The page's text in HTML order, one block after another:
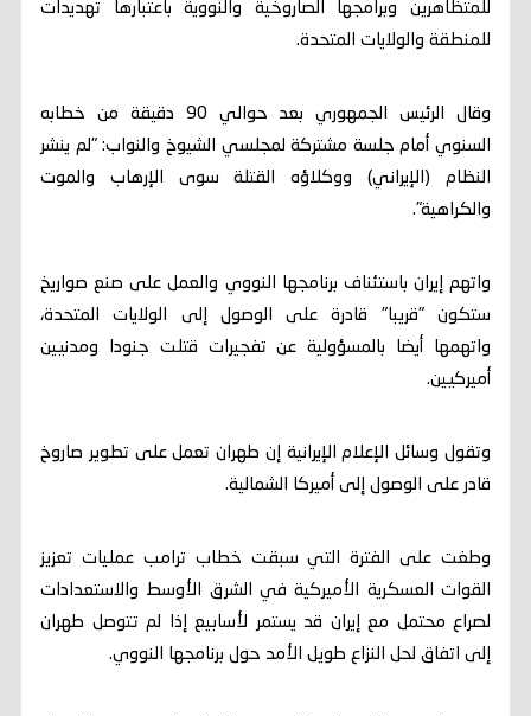
للمتظاهرين وبرامجها الصاروخية والنووية باعتبارها تهديدات
للمنطقة والولايات المتحدة.
وقال الرئيس ​الجمهوري بعد حوالي 90 دقيقة من خطابه
السنوي أمام جلسة مشتركة لمجلسي الشيوخ والنواب: "لم ينشر
النظام (الإيراني) ووكلاؤه القتلة سوى الإرهاب والموت
والكراهية".
واتهم إيران باستئناف برنامجها النووي والعمل على ‌صنع صواريخ
ستكون "قريبا" قادرة على الوصول إلى الولايات المتحدة،
واتهمها أيضا بالمسؤولية عن تفجيرات قتلت جنودا ومدنيين
أميركيين.
وتقول وسائل الإعلام الإيرانية إن طهران تعمل على تطوير صاروخ
قادر على الوصول ‌إلى أميركا الشمالية.
وطغت على الفترة التي سبقت ‌خطاب ترامب عمليات تعزيز
القوات العسكرية الأميركية في الشرق الأوسط والاستعدادات
لصراع محتمل مع إيران قد يستمر لأسابيع إذا لم تتوصل طهران
إلى اتفاق لحل النزاع طويل الأمد حول برنامجها النووي.